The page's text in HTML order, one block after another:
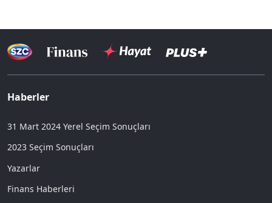
Haberler
31 Mart 2024 Yerel Seçim Sonuçları
2023 Seçim Sonuçları
Yazarlar
Finans Haberleri